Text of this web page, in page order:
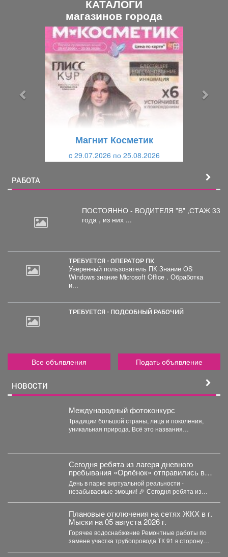
КАТАЛОГИ
магазинов города
Магнит Косметик
c 29.07.2026 по 25.08.2026
РАБОТА
ПОСТОЯННО - ВОДИТЕЛЯ "В" ,СТАЖ 33
года , из них ...
ТРЕБУЕТСЯ - ОПЕРАТОР ПК
Уверенный пользователь ПК Знание OS
Windows знание Microsoft Office . Обработка
и...
ТРЕБУЕТСЯ - ПОДСОБНЫЙ РАБОЧИЙ
Все объявления Подать объявление
НОВОСТИ
Международный фотоконкурс
Традиции большой страны, лица и поколения,
уникальная природа. Всё это названия
Сегодня ребята из лагеря дневного
пребывания «Орлёнок» отправились в
настоящее цифровое приключение - в
парк виртуальной реальности!
День в парке виртуальной реальности -
незабываемые эмоции! 🎉 Сегодня ребята из
Плановые отключения на сетях ЖКХ в г.
Мыски на 05 августа 2026 г.
Горячее водоснабжение Ремонтные работы по
замене участка трубопровода ТК 91 в сторону